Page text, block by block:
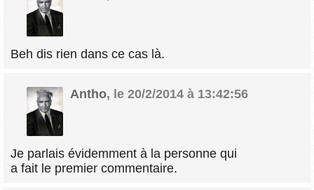
Beh dis rien dans ce cas là.
Antho, le 20/2/2014 à 13:42:56
Je parlais évidemment à la personne qui
a fait le premier commentaire.